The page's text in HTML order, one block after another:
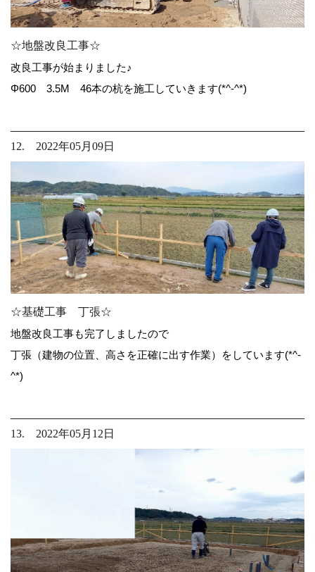
☆地盤改良工事☆
改良工事が始まりました♪
Φ600 3.5M 46本の杭を施工していきます(*^-^*)
12. 2022年05月09日
☆基礎工事 丁張☆
地盤改良工事も完了しましたので
丁張（建物の位置、高さを正確に出す作業）をしています(*^-
^*)
13. 2022年05月12日